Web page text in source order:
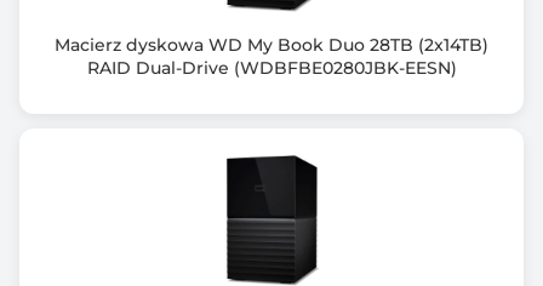
Zawiera baterię / akumulator
Informacje dodatkowe
Mechanizm szyfrowania: AES-NI
Transkodowanie wspomagane sprzętowo
Pamięć systemowa: 16 GB UDIMM DDR5 (1x 16 GB)
Maksymalna pojemność pamięci: 128 GB (4 x 32 GB)
Macierz dyskowa WD My Book Duo 28TB (2x14TB)
RAID Dual-Drive (WDBFBE0280JBK-EESN)